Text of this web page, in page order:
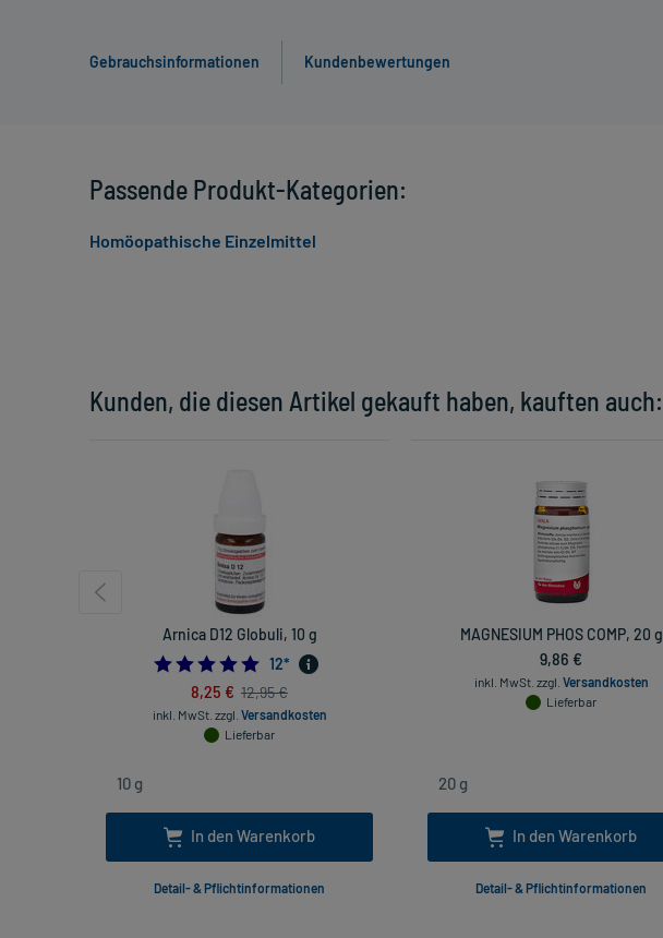
Gebrauchsinformationen Kundenbewertungen
Kunden, die diesen Artikel gekauft haben, kauften auch:
Arnica D12 Globuli, 10 g
5.0
12*
8,25 € 12,95 €
inkl. MwSt. zzgl. Versandkosten
Lieferbar
In den Warenkorb
Detail- & Pflichtinformationen
MAGNESIUM PHOS COMP, 20 g
9,86 €
inkl. MwSt. zzgl. Versandkosten
Lieferbar
In den Warenkorb
Detail- & Pflichtinformationen
Passende Produkt-Kategorien:
Homöopathische Einzelmittel